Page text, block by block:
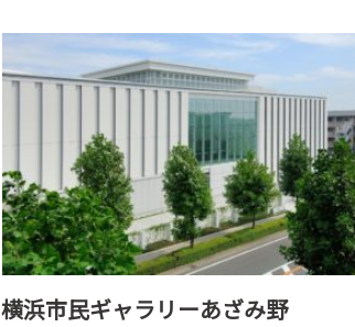
横浜市民ギャラリーあざみ野